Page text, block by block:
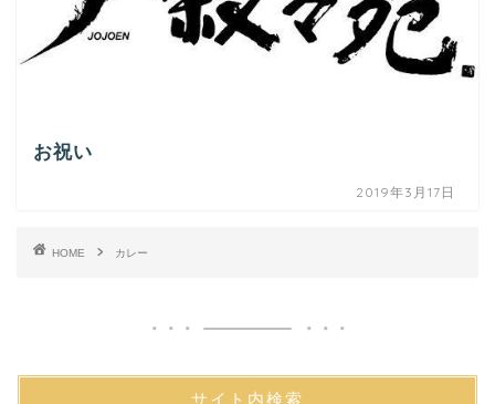
お祝い
2019年3月17日
HOME カレー
サイト内検索